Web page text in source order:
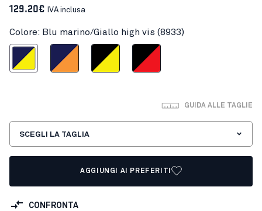
129.20€ IVA inclusa
Colore: Blu marino/Giallo high vis (8933)
Giallo high vis
Blu marino/ArancioneNero/Giallo high visNero/Rosso
GUIDA ALLE TAGLIE
SCEGLI LA TAGLIA
AGGIUNGI AI PREFERITI
CONFRONTA